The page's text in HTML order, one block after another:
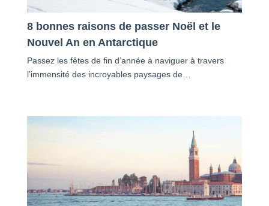
8 bonnes raisons de passer Noël et le
Nouvel An en Antarctique
Passez les fêtes de fin d’année à naviguer à travers
l’immensité des incroyables paysages de…